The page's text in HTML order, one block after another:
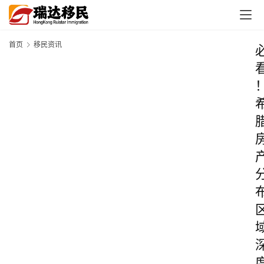
首页 移民资讯